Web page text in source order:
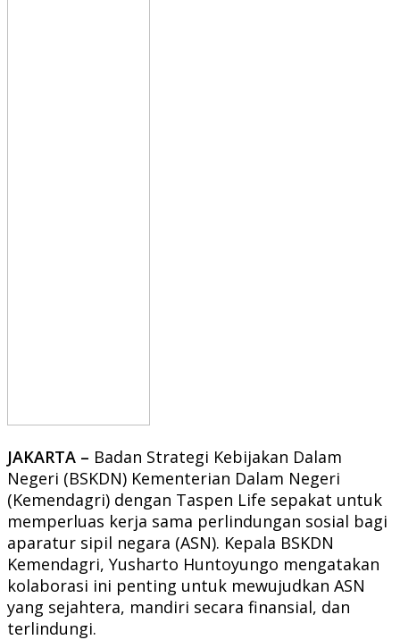
JAKARTA – Badan Strategi Kebijakan Dalam
Negeri (BSKDN) Kementerian Dalam Negeri
(Kemendagri) dengan Taspen Life sepakat untuk
memperluas kerja sama perlindungan sosial bagi
aparatur sipil negara (ASN). Kepala BSKDN
Kemendagri, Yusharto Huntoyungo mengatakan
kolaborasi ini penting untuk mewujudkan ASN
yang sejahtera, mandiri secara finansial, dan
terlindungi.